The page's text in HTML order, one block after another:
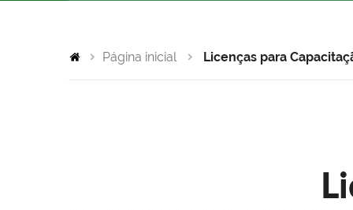
Página inicial Licenças para